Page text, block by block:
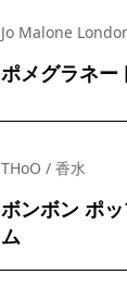
Jo Malone
ポメグラネー
THoO / 香水
ボンボン ポ
ム